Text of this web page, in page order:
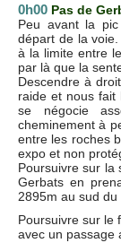
0h00 Pas de
Peu avant la
départ de la
à la limite entre
par là que la
Descendre à
raide et nous fait
se négocie
cheminement à
entre les roches
expo et non
Poursuivre sur la
Gerbats en
2895m au sud du
Poursuivre sur le
avec un passage